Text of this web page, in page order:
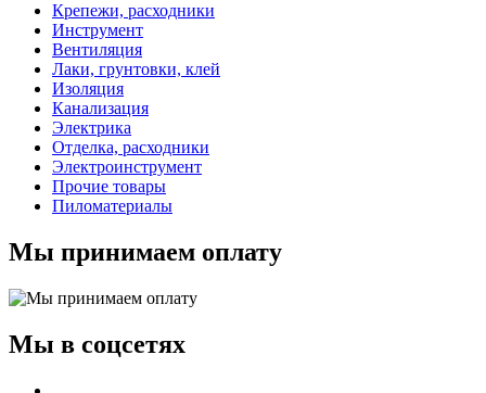
Крепежи, расходники
Инструмент
Вентиляция
Лаки, грунтовки, клей
Изоляция
Канализация
Электрика
Отделка, расходники
Электроинструмент
Прочие товары
Пиломатериалы
Мы принимаем оплату
Мы в соцсетях